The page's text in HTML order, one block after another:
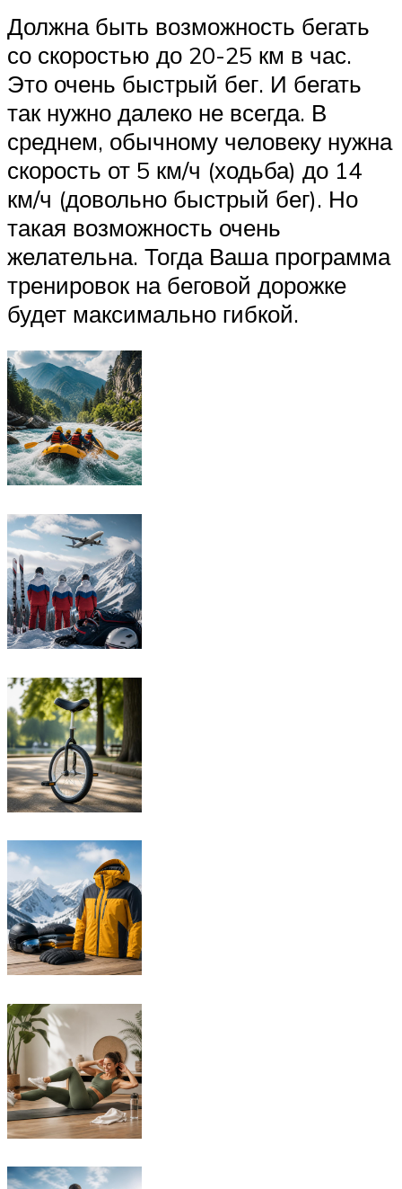
Должна быть возможность бегать
со скоростью до 20-25 км в час.
Это очень быстрый бег. И бегать
так нужно далеко не всегда. В
среднем, обычному человеку нужна
скорость от 5 км/ч (ходьба) до 14
км/ч (довольно быстрый бег). Но
такая возможность очень
желательна. Тогда Ваша программа
тренировок на беговой дорожке
будет максимально гибкой.